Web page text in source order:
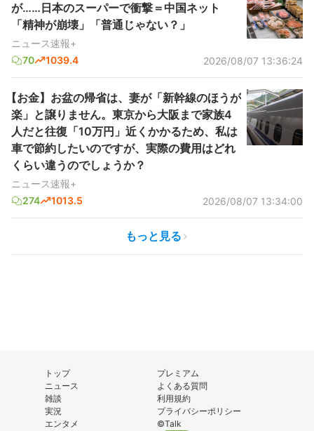
が……日本のスーパーで衝撃＝中国ネット
「精神が崩壊」「普通じゃない？」
ニュース速報+
70
1039.4 2026/08/07 13:36:24
【お金】お盆の帰省は、妻が「新幹線のほうが
楽」と譲りません。東京から大阪まで家族4
人だと往復「10万円」近くかかるため、私は
車で節約したいのですが、実際の費用はどれ
くらい違うのでしょうか？
ニュース速報+
274
1013.5 2026/08/07 13:34:00
もっと見る
トップ
ニュース
雑談
実況
エンタメ
プレミアム
よくある質問
利用規約
プライバシーポリシー
©Talk